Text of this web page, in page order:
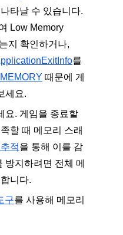
Low Memory
지 확인하거나,
를
때문에 게
세요.
요. 게임을 종료할
할 때 메모리 스래
적을 통해 이를 감
방지하려면 전체 메
니다.
구를 사용해 메모리